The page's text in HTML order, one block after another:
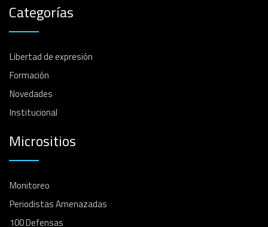
Categorías
Libertad de expresión
Formación
Novedades
Institucional
Micrositios
Monitoreo
Periodistas Amenazadas
100 Defensas